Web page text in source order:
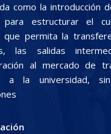
como la introducción
para estructurar el
que permita la
las salidas
al mercado de
a la universidad,